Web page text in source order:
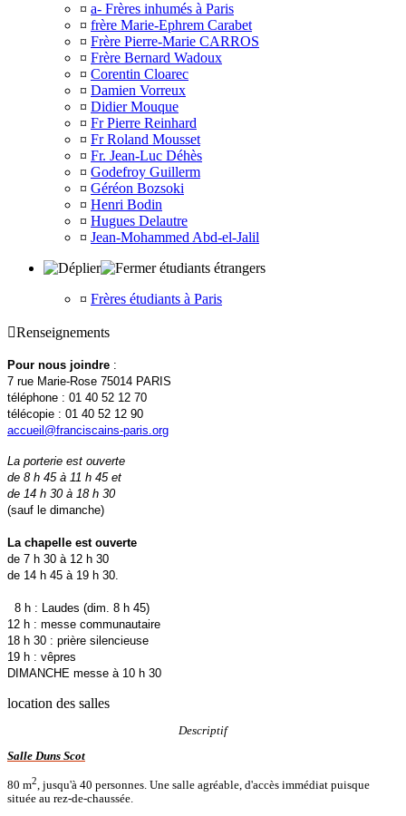
¤ a- Frères inhumés à Paris
¤ frère Marie-Ephrem Carabet
¤ Frère Pierre-Marie CARROS
¤ Frère Bernard Wadoux
¤ Corentin Cloarec
¤ Damien Vorreux
¤ Didier Mouque
¤ Fr Pierre Reinhard
¤ Fr Roland Mousset
¤ Fr. Jean-Luc Déhès
¤ Godefroy Guillerm
¤ Géréon Bozsoki
¤ Henri Bodin
¤ Hugues Delautre
¤ Jean-Mohammed Abd-el-Jalil
étudiants étrangers
¤ Frères étudiants à Paris
Renseignements
Pour nous joindre :
7 rue Marie-Rose 75014 PARIS
téléphone : 01 40 52 12 70
télécopie : 01 40 52 12 90
accueil@franciscains-paris.org
La porterie est ouverte
de 8 h 45 à 11 h 45 et
de 14 h 30 à 18 h 30
(sauf le dimanche)
La chapelle est ouverte
de 7 h 30 à 12 h 30
de 14 h 45 à 19 h 30.
8 h : Laudes (dim. 8 h 45)
12 h : messe communautaire
18 h 30 : prière silencieuse
19 h : vêpres
DIMANCHE messe à 10 h 30
location des salles
Descriptif
Salle Duns Scot
80 m2, jusqu'à 40 personnes. Une salle agréable, d'accès immédiat puisque
située au rez-de-chaussée.